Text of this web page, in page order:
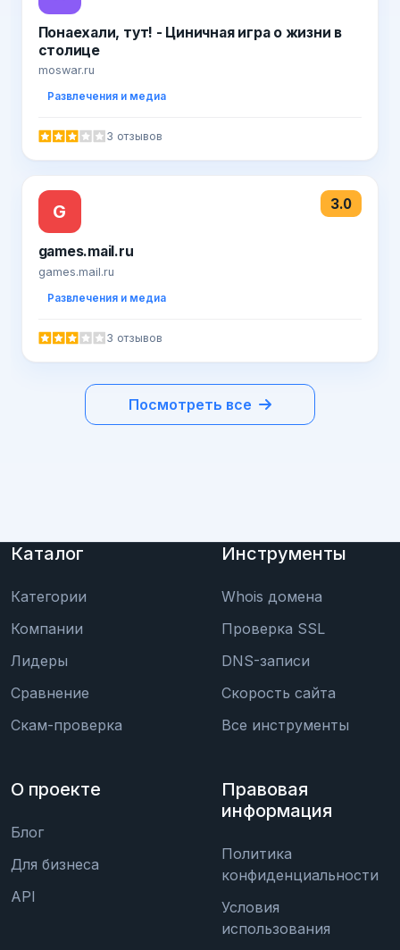
Понаехали, тут! - Циничная игра о жизни в
столице
moswar.ru
Развлечения и медиа
3 отзывов
G 3.0
games.mail.ru
games.mail.ru
Развлечения и медиа
3 отзывов
Посмотреть все
Каталог
Категории
Компании
Лидеры
Сравнение
Скам-проверка
Инструменты
Whois домена
Проверка SSL
DNS-записи
Скорость сайта
Все инструменты
О проекте
Блог
Для бизнеса
API
Правовая
информация
Политика
конфиденциальности
Условия
использования